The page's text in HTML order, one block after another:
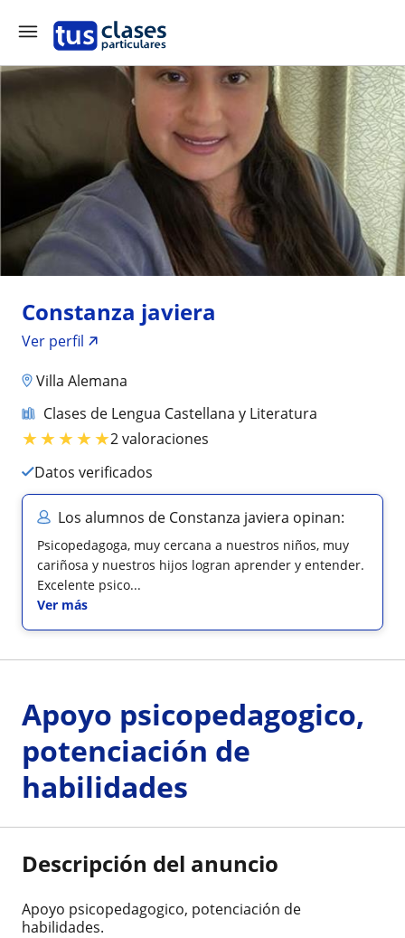
Constanza javiera
Ver perfil
Villa Alemana
Clases de Lengua Castellana y Literatura
★★★★★2 valoraciones
Datos verificados
Los alumnos de Constanza javiera opinan:
Psicopedagoga, muy cercana a nuestros niños, muy
cariñosa y nuestros hijos logran aprender y entender.
Excelente psico...
Ver más
Apoyo psicopedagogico,
potenciación de
habilidades
Descripción del anuncio
Apoyo psicopedagogico, potenciación de
habilidades.